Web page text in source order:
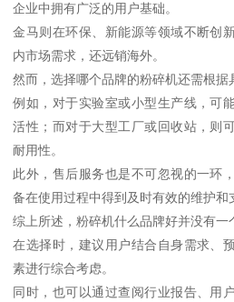
企业中拥有广泛的用户基础。
金马则在环保、新能源等领域不断创
内市场需求，还远销海外。
然而，选择哪个品牌的粉碎机还需根据
例如，对于实验室或小型生产线，可
活性；而对于大型工厂或回收站，则
耐用性。
此外，售后服务也是不可忽视的一环
备在使用过程中得到及时有效的维护和
综上所述，粉碎机什么品牌好并没有一
在选择时，建议用户结合自身需求、
素进行综合考虑。
同时，也可以通过查阅行业报告、用